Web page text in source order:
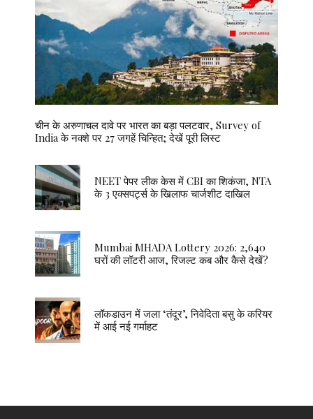
चीन के अरुणाचल दावे पर भारत का बड़ा पलटवार, Survey of
India के नक्शे पर 27 जगहें चिन्हित; देखें पूरी लिस्ट
NEET पेपर लीक केस में CBI का शिकंजा, NTA
के 3 एक्सपर्ट्स के खिलाफ चार्जशीट दाखिल
Mumbai MHADA Lottery 2026: 2,640
घरों की लॉटरी आज, रिजल्ट कब और कैसे देखें?
लॉकडाउन में जला ‘तंदूर’, निवेदिता बसु के करियर
में आई नई गर्माहट